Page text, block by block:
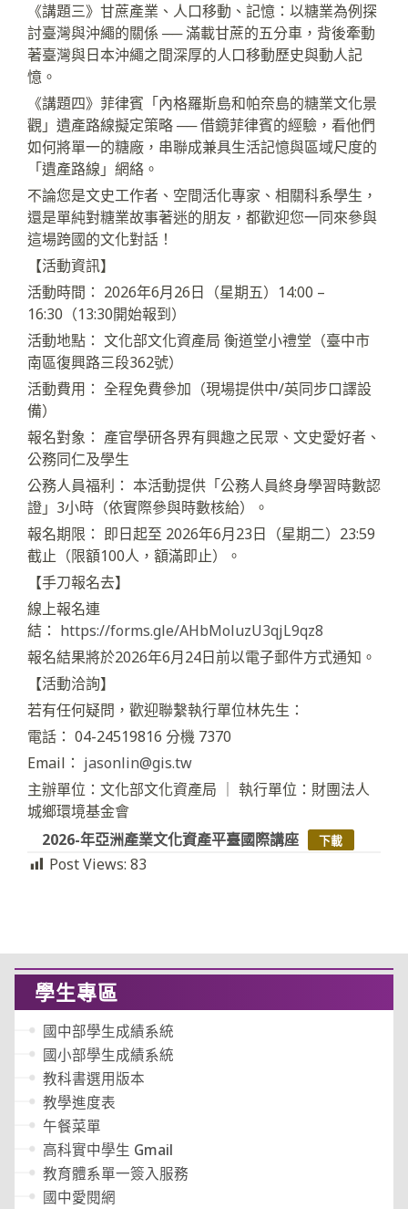
《講題三》甘蔗產業、人口移動、記憶：以糖業為例探
討臺灣與沖繩的關係 ── 滿載甘蔗的五分車，背後牽動
著臺灣與日本沖繩之間深厚的人口移動歷史與動人記
憶。
《講題四》菲律賓「內格羅斯島和帕奈島的糖業文化景
觀」遺產路線擬定策略 ── 借鏡菲律賓的經驗，看他們
如何將單一的糖廠，串聯成兼具生活記憶與區域尺度的
「遺產路線」網絡。
不論您是文史工作者、空間活化專家、相關科系學生，
還是單純對糖業故事著迷的朋友，都歡迎您一同來參與
這場跨國的文化對話！
【活動資訊】
活動時間： 2026年6月26日（星期五）14:00 –
16:30（13:30開始報到）
活動地點： 文化部文化資產局 衡道堂小禮堂（臺中市
南區復興路三段362號）
活動費用： 全程免費參加（現場提供中/英同步口譯設
備）
報名對象： 產官學研各界有興趣之民眾、文史愛好者、
公務同仁及學生
公務人員福利： 本活動提供「公務人員終身學習時數認
證」3小時（依實際參與時數核給）。
報名期限： 即日起至 2026年6月23日（星期二）23:59
截止（限額100人，額滿即止）。
【手刀報名去】
線上報名連
結： https://forms.gle/AHbMoluzU3qjL9qz8
報名結果將於2026年6月24日前以電子郵件方式通知。
【活動洽詢】
若有任何疑問，歡迎聯繫執行單位林先生：
電話： 04-24519816 分機 7370
Email： jasonlin@gis.tw
主辦單位：文化部文化資產局 ｜ 執行單位：財團法人
城鄉環境基金會
2026-年亞洲產業文化資產平臺國際講座
下載
Post Views: 83
學生專區
國中部學生成績系統
國小部學生成績系統
教科書選用版本
教學進度表
午餐菜單
高科實中學生 Gmail
教育體系單一簽入服務
國中愛閱網